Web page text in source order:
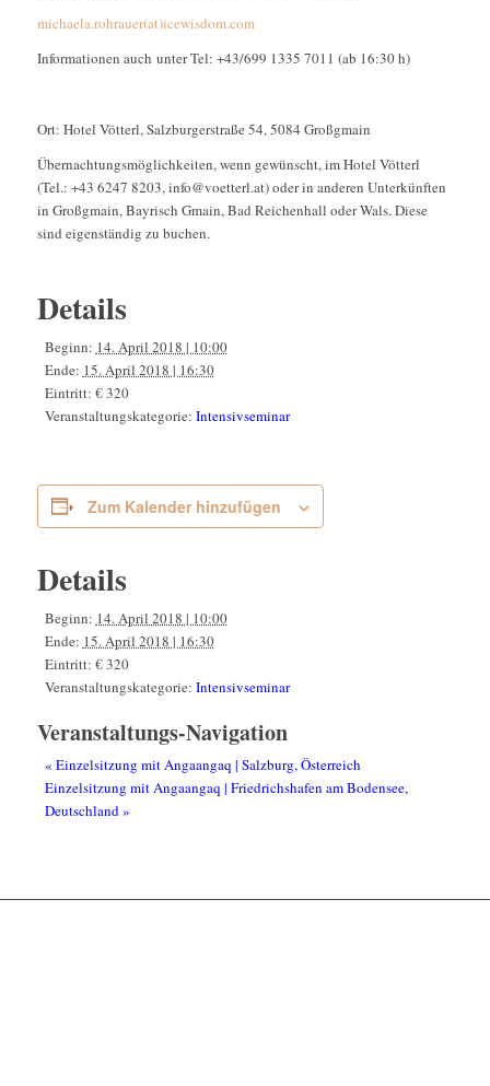
michaela.rohrauer(at)icewisdom.com
Informationen auch unter Tel: +43/699 1335 7011 (ab 16:30 h)
Ort: Hotel Vötterl, Salzburgerstraße 54, 5084 Großgmain
Übernachtungsmöglichkeiten, wenn gewünscht, im Hotel Vötterl
(Tel.: +43 6247 8203, info@voetterl.at) oder in anderen Unterkünften
in Großgmain, Bayrisch Gmain, Bad Reichenhall oder Wals. Diese
sind eigenständig zu buchen.
Details
Beginn: 14. April 2018 | 10:00
Ende: 15. April 2018 | 16:30
Eintritt: € 320
Veranstaltungskategorie: Intensivseminar
Zum Kalender hinzufügen
Details
Beginn: 14. April 2018 | 10:00
Ende: 15. April 2018 | 16:30
Eintritt: € 320
Veranstaltungskategorie: Intensivseminar
Veranstaltungs-Navigation
« Einzelsitzung mit Angaangaq | Salzburg, Österreich
Einzelsitzung mit Angaangaq | Friedrichshafen am Bodensee,
Deutschland»